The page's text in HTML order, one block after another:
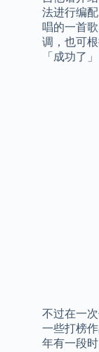
法进行编
唱的一首
调，也可
「成功了
不过在一
一些打榜
年有一段时